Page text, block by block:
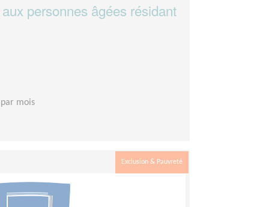
personnes âgées résidant
mois
Exclusion & Pauvreté